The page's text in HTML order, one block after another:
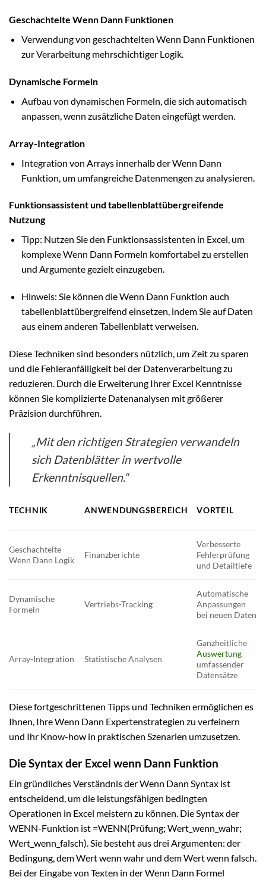
Geschachtelte Wenn Dann Funktionen
Verwendung von geschachtelten Wenn Dann Funktionen
zur Verarbeitung mehrschichtiger Logik.
Dynamische Formeln
Aufbau von dynamischen Formeln, die sich automatisch
anpassen, wenn zusätzliche Daten eingefügt werden.
Array-Integration
Integration von Arrays innerhalb der Wenn Dann
Funktion, um umfangreiche Datenmengen zu analysieren.
Funktionsassistent und tabellenblattübergreifende
Nutzung
Tipp: Nutzen Sie den Funktionsassistenten in Excel, um
komplexe Wenn Dann Formeln komfortabel zu erstellen
und Argumente gezielt einzugeben.
Hinweis: Sie können die Wenn Dann Funktion auch
tabellenblattübergreifend einsetzen, indem Sie auf Daten
aus einem anderen Tabellenblatt verweisen.
Diese Techniken sind besonders nützlich, um Zeit zu sparen
und die Fehleranfälligkeit bei der Datenverarbeitung zu
reduzieren. Durch die Erweiterung Ihrer Excel Kenntnisse
können Sie komplizierte Datenanalysen mit größerer
Präzision durchführen.
„Mit den richtigen Strategien verwandeln
sich Datenblätter in wertvolle
Erkenntnisquellen.“
TECHNIK ANWENDUNGSBEREICH VORTEIL
Geschachtelte
Wenn Dann Logik
Finanzberichte
Verbesserte
Fehlerprüfung
und Detailtiefe
Dynamische
Formeln
Vertriebs-Tracking
Automatische
Anpassungen
bei neuen Daten
Array-Integration Statistische Analysen
Ganzheitliche
Auswertung
umfassender
Datensätze
Diese fortgeschrittenen Tipps und Techniken ermöglichen es
Ihnen, Ihre Wenn Dann Expertenstrategien zu verfeinern
und Ihr Know-how in praktischen Szenarien umzusetzen.
Die Syntax der Excel wenn Dann Funktion
Ein gründliches Verständnis der Wenn Dann Syntax ist
entscheidend, um die leistungsfähigen bedingten
Operationen in Excel meistern zu können. Die Syntax der
WENN-Funktion ist =WENN(Prüfung; Wert_wenn_wahr;
Wert_wenn_falsch). Sie besteht aus drei Argumenten: der
Bedingung, dem Wert wenn wahr und dem Wert wenn falsch.
Bei der Eingabe von Texten in der Wenn Dann Formel